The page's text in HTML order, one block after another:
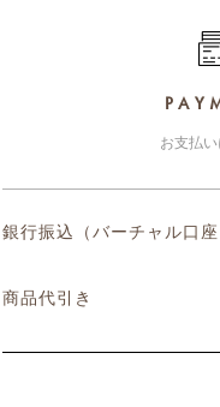
お支払
銀行振込（バーチャル口座
商品代引き